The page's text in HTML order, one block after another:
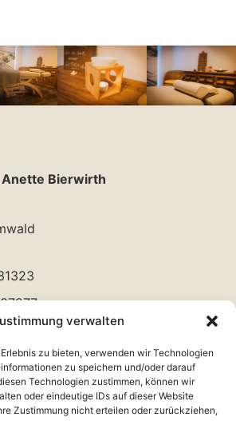
verwalten
zu bieten, verwenden wir Technologien
zu speichern und/oder darauf
Technologien zustimmen, können wir
oder eindeutige IDs auf dieser Website
Zustimmung nicht erteilen oder zurückziehen,
Bierwirth